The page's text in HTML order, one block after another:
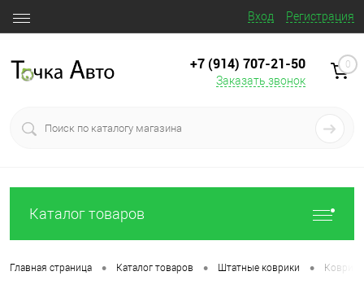
Вход Регистрация
+7 (914) 707‒21‒50
Заказать звонок
0
Каталог товаров
Главная страница • Каталог товаров • Штатные коврики •